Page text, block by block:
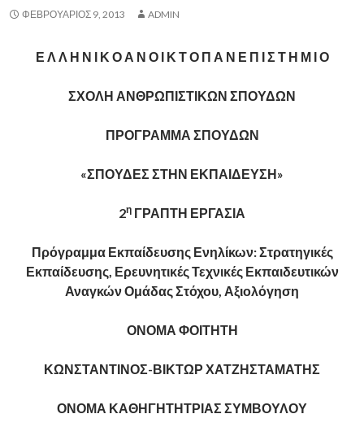
ΦΕΒΡΟΥΆΡΙΟΣ 9, 2013 ADMIN
Ε Λ Λ Η Ν Ι Κ Ο Α Ν Ο Ι Κ Τ Ο Π Α Ν Ε Π Ι Σ Τ Η Μ Ι Ο
ΣΧΟΛΗ ΑΝΘΡΩΠΙΣΤΙΚΩΝ ΣΠΟΥΔΩΝ
ΠΡΟΓΡΑΜΜΑ ΣΠΟΥΔΩΝ
«ΣΠΟΥΔΕΣ ΣΤΗΝ ΕΚΠΑΙΔΕΥΣΗ»
2η ΓΡΑΠΤΗ ΕΡΓΑΣΙΑ
Πρόγραμμα Εκπαίδευσης Ενηλίκων: Στρατηγικές
Εκπαίδευσης, Ερευνητικές Τεχνικές Εκπαιδευτικών
Αναγκών Ομάδας Στόχου, Αξιολόγηση
ΟΝΟΜΑ ΦΟΙΤΗΤΗ
ΚΩΝΣΤΑΝΤΙΝΟΣ-ΒΙΚΤΩΡ ΧΑΤΖΗΣΤΑΜΑΤΗΣ
ΟΝΟΜΑ ΚΑΘΗΓΗΤΗΤΡΙΑΣ ΣΥΜΒΟΥΛΟΥ